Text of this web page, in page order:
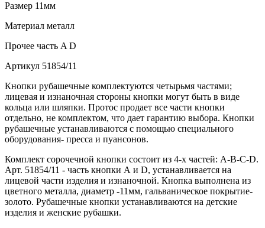
Размер 11мм
Материал металл
Прочее часть A D
Артикул 51854/11
Кнопки рубашечные комплектуются четырьмя частями;
лицевая и изнаночная стороны кнопки могут быть в виде
кольца или шляпки. Протос продает все части кнопки
отдельно, не комплектом, что дает гарантию выбора. Кнопки
рубашечные устанавливаются с помощью специального
оборудования- пресса и пуансонов.
Комплект сорочечной кнопки состоит из 4-х частей: А-В-С-D.
Арт. 51854/11 - часть кнопки А и D, устанавливается на
лицевой части изделия и изнаночной. Кнопка выполнена из
цветного металла, диаметр -11мм, гальваническое покрытие-
золото. Рубашечные кнопки устанавливаются на детские
изделия и женские рубашки.